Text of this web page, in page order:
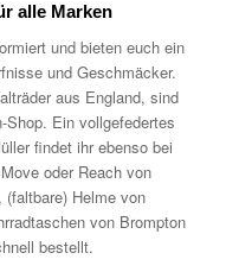
alle Marken
und bieten euch ein
und Geschmäcker.
aus England, sind
Ein vollgefedertes
findet ihr ebenso bei
oder Reach von
Helme von
von Brompton
bestellt.